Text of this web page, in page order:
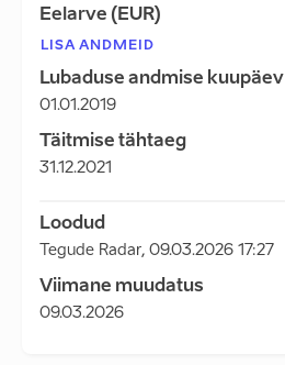
Eelarve (EUR)
LISA ANDMEID
Lubaduse andmise kuupäev
01.01.2019
Täitmise tähtaeg
31.12.2021
Loodud
Tegude Radar, 09.03.2026 17:27
Viimane muudatus
09.03.2026